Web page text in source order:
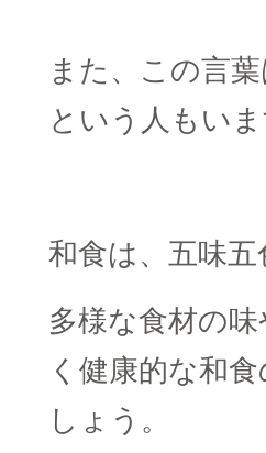
また、この言
という人もいま
和食は、五味
多様な食材の
く健康的な和
しょう。